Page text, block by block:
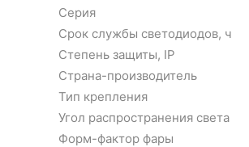
Серия
Срок службы светодиодов, ч
Степень защиты, IP
Страна-производитель
Тип крепления
Угол распространения света
Форм-фактор фары